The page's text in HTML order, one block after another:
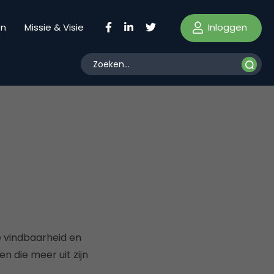
Missie & Visie Inloggen
en
die meer uit zijn